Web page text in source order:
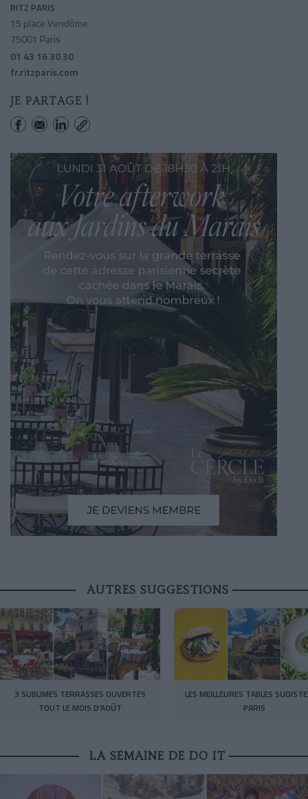
RITZ PARIS
15 place Vendôme
75001 Paris
01 43 16 30 30
fr.ritzparis.com
JE PARTAGE !
AUTRES SUGGESTIONS
3 SUBLIMES TERRASSES OUVERTES
TOUT LE MOIS D’AOÛT
LES MEILLEURES TABLES
PARIS
LA SEMAINE DE DO IT